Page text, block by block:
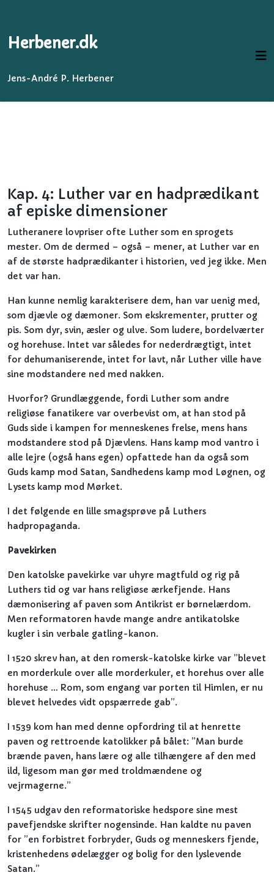
Herbener.dk
Jens-André P. Herbener
Kap. 4: Luther var en hadprædikant
af episke dimensioner
Lutheranere lovpriser ofte Luther som en sprogets
mester. Om de dermed – også – mener, at Luther var en
af de største hadprædikanter i historien, ved jeg ikke. Men
det var han.
Han kunne nemlig karakterisere dem, han var uenig med,
som djævle og dæmoner. Som ekskrementer, prutter og
pis. Som dyr, svin, æsler og ulve. Som ludere, bordelværter
og horehuse. Intet var således for nederdrægtigt, intet
for dehumaniserende, intet for lavt, når Luther ville have
sine modstandere ned med nakken.
Hvorfor? Grundlæggende, fordi Luther som andre
religiøse fanatikere var overbevist om, at han stod på
Guds side i kampen for menneskenes frelse, mens hans
modstandere stod på Djævlens. Hans kamp mod vantro i
alle lejre (også hans egen) opfattede han da også som
Guds kamp mod Satan, Sandhedens kamp mod Løgnen, og
Lysets kamp mod Mørket.
I det følgende en lille smagsprøve på Luthers
hadpropaganda.
Pavekirken
Den katolske pavekirke var uhyre magtfuld og rig på
Luthers tid og var hans religiøse ærkefjende. Hans
dæmonisering af paven som Antikrist er børnelærdom.
Men reformatoren havde mange andre antikatolske
kugler i sin verbale gatling-kanon.
I 1520 skrev han, at den romersk-katolske kirke var ”blevet
en morderkule over alle morderkuler, et horehus over alle
horehuse … Rom, som engang var porten til Himlen, er nu
blevet helvedes vidt opspærrede gab”.
I 1539 kom han med denne opfordring til at henrette
paven og rettroende katolikker på bålet: ”Man burde
brænde paven, hans lære og alle tilhængere af den med
ild, ligesom man gør med troldmændene og
vejrmagerne.”
I 1545 udgav den reformatoriske hedspore sine mest
pavefjendske skrifter nogensinde. Han kaldte nu paven
for ”en forbistret forbryder, Guds og menneskers fjende,
kristenhedens ødelægger og bolig for den lyslevende
Satan.”